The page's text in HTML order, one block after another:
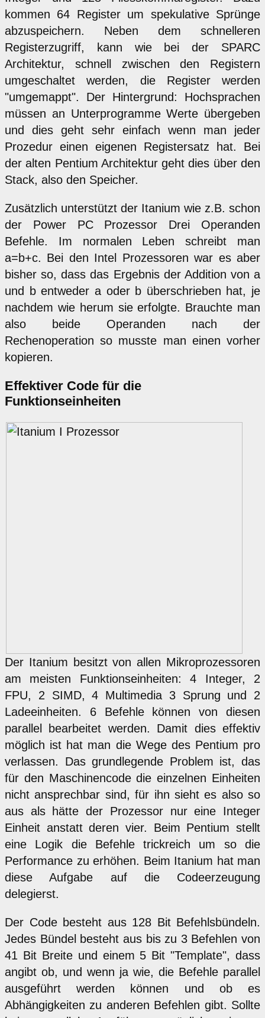
kommen 64 Register um spekulative Sprünge
abzuspeichern. Neben dem schnelleren
Registerzugriff, kann wie bei der SPARC
Architektur, schnell zwischen den Registern
umgeschaltet werden, die Register werden
"umgemappt". Der Hintergrund: Hochsprachen
müssen an Unterprogramme Werte übergeben
und dies geht sehr einfach wenn man jeder
Prozedur einen eigenen Registersatz hat. Bei
der alten Pentium Architektur geht dies über den
Stack, also den Speicher.
Zusätzlich unterstützt der Itanium wie z.B. schon
der Power PC Prozessor Drei Operanden
Befehle. Im normalen Leben schreibt man
a=b+c. Bei den Intel Prozessoren war es aber
bisher so, dass das Ergebnis der Addition von a
und b entweder a oder b überschrieben hat, je
nachdem wie herum sie erfolgte. Brauchte man
also beide Operanden nach der
Rechenoperation so musste man einen vorher
kopieren.
Effektiver Code für die
Funktionseinheiten
Der Itanium besitzt von allen Mikroprozessoren
am meisten Funktionseinheiten: 4 Integer, 2
FPU, 2 SIMD, 4 Multimedia 3 Sprung und 2
Ladeeinheiten. 6 Befehle können von diesen
parallel bearbeitet werden. Damit dies effektiv
möglich ist hat man die Wege des Pentium pro
verlassen. Das grundlegende Problem ist, das
für den Maschinencode die einzelnen Einheiten
nicht ansprechbar sind, für ihn sieht es also so
aus als hätte der Prozessor nur eine Integer
Einheit anstatt deren vier. Beim Pentium stellt
eine Logik die Befehle trickreich um so die
Performance zu erhöhen. Beim Itanium hat man
diese Aufgabe auf die Codeerzeugung
delegierst.
Der Code besteht aus 128 Bit Befehlsbündeln.
Jedes Bündel besteht aus bis zu 3 Befehlen von
41 Bit Breite und einem 5 Bit "Template", dass
angibt ob, und wenn ja wie, die Befehle parallel
ausgeführt werden können und ob es
Abhängigkeiten zu anderen Befehlen gibt. Sollte